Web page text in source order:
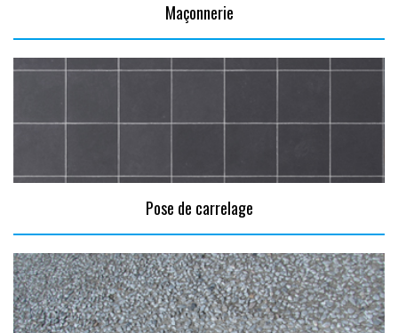
Maçonnerie
Pose de carrelage